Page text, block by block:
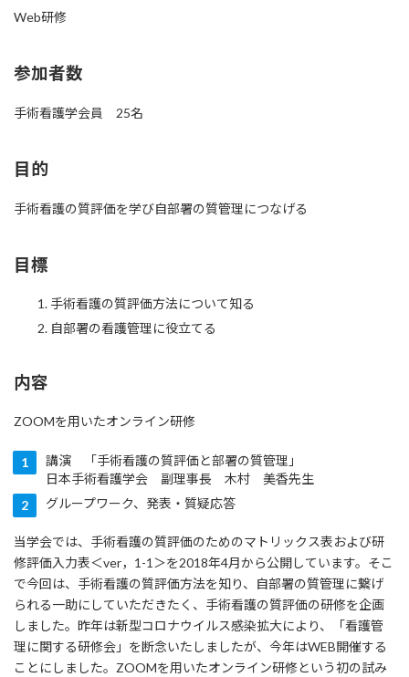
Web研修
参加者数
手術看護学会員 25名
目的
手術看護の質評価を学び自部署の質管理につなげる
目標
手術看護の質評価方法について知る
自部署の看護管理に役立てる
内容
ZOOMを用いたオンライン研修
講演 「手術看護の質評価と部署の質管理」
日本手術看護学会 副理事長 木村 美香先生
グループワーク、発表・質疑応答
当学会では、手術看護の質評価のためのマトリックス表および研
修評価入力表＜ver，1-1＞を2018年4月から公開しています。そこ
で今回は、手術看護の質評価方法を知り、自部署の質管理に繋げ
られる一助にしていただきたく、手術看護の質評価の研修を企画
しました。昨年は新型コロナウイルス感染拡大により、「看護管
理に関する研修会」を断念いたしましたが、今年はWEB開催する
ことにしました。ZOOMを用いたオンライン研修という初の試み